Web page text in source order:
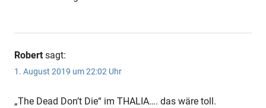
Robert sagt:
1. August 2019 um 22:02 Uhr
„The Dead Don’t Die“ im THALIA…. das wäre toll.